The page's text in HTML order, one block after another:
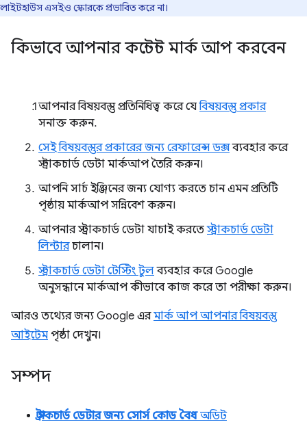
লাইটহাউস এসইও স্কোরকে প্রভাবিত করে না।
কিভাবে আপনার কন্টেন্ট মার্ক আপ করবেন
আপনার বিষয়বস্তু প্রতিনিধিত্ব করে যেবিষয়বস্তু প্রকার
সনাক্ত করুন.
সেই বিষয়বস্তুর প্রকারের জন্য রেফারেন্স ডক্সব্যবহার করে
স্ট্রাকচার্ড ডেটা মার্কআপ তৈরি করুন।
আপনি সার্চ ইঞ্জিনের জন্য যোগ্য করতে চান এমন প্রতিটি
পৃষ্ঠায় মার্কআপ সন্নিবেশ করুন।
আপনার স্ট্রাকচার্ড ডেটা যাচাই করতেস্ট্রাকচার্ড ডেটা
লিন্টারচালান।
স্ট্রাকচার্ড ডেটা টেস্টিং টুলব্যবহার করে Google
অনুসন্ধানে মার্কআপ কীভাবে কাজ করে তা পরীক্ষা করুন।
আরও তথ্যের জন্য Google এরমার্ক আপ আপনার বিষয়বস্তু
আইটেম পৃষ্ঠা দেখুন।
সম্পদ
স্ট্রাকচার্ড ডেটার জন্য সোর্স কোড বৈধঅডিট